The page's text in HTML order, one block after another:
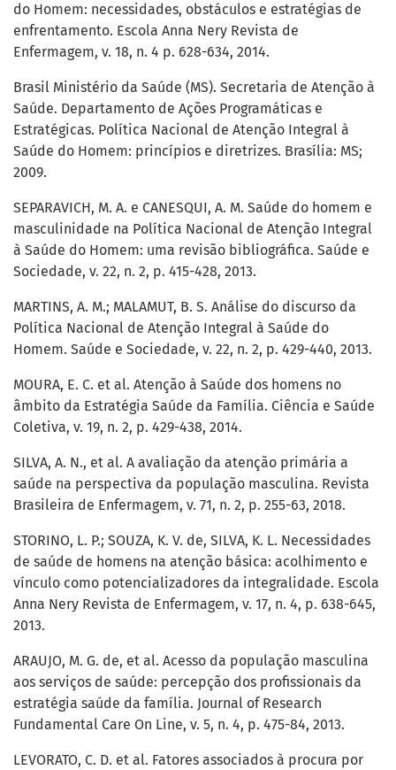
do Homem: necessidades, obstáculos e estratégias de
enfrentamento. Escola Anna Nery Revista de
Enfermagem, v. 18, n. 4 p. 628-634, 2014.
Brasil Ministério da Saúde (MS). Secretaria de Atenção à
Saúde. Departamento de Ações Programáticas e
Estratégicas. Política Nacional de Atenção Integral à
Saúde do Homem: princípios e diretrizes. Brasília: MS;
2009.
SEPARAVICH, M. A. e CANESQUI, A. M. Saúde do homem e
masculinidade na Política Nacional de Atenção Integral
à Saúde do Homem: uma revisão bibliográfica. Saúde e
Sociedade, v. 22, n. 2, p. 415-428, 2013.
MARTINS, A. M.; MALAMUT, B. S. Análise do discurso da
Política Nacional de Atenção Integral à Saúde do
Homem. Saúde e Sociedade, v. 22, n. 2, p. 429-440, 2013.
MOURA, E. C. et al. Atenção à Saúde dos homens no
âmbito da Estratégia Saúde da Família. Ciência e Saúde
Coletiva, v. 19, n. 2, p. 429-438, 2014.
SILVA, A. N., et al. A avaliação da atenção primária a
saúde na perspectiva da população masculina. Revista
Brasileira de Enfermagem, v. 71, n. 2, p. 255-63, 2018.
STORINO, L. P.; SOUZA, K. V. de, SILVA, K. L. Necessidades
de saúde de homens na atenção básica: acolhimento e
vínculo como potencializadores da integralidade. Escola
Anna Nery Revista de Enfermagem, v. 17, n. 4, p. 638-645,
2013.
ARAUJO, M. G. de, et al. Acesso da população masculina
aos serviços de saúde: percepção dos profissionais da
estratégia saúde da família. Journal of Research
Fundamental Care On Line, v. 5, n. 4, p. 475-84, 2013.
LEVORATO, C. D. et al. Fatores associados à procura por